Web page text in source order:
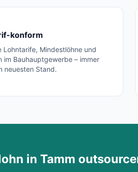
konform
Lohntarife, Mindestlöhne und
im Bauhauptgewerbe – immer
neuesten Stand.
in Tamm